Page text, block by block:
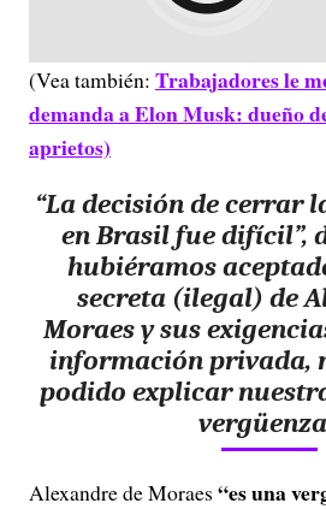
(Vea también: Trabajadores le
demanda a Elon Musk: dueño
aprietos)
“La decisión de cerrar
en Brasil fue difícil”,
hubiéramos
secreta (ilegal) de
Moraes y sus
información privada,
podido explicar
Alexandre de Moraes “es una